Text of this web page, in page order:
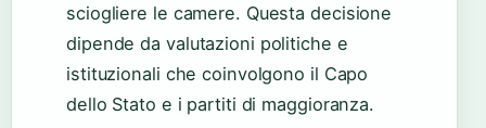
sciogliere le camere. Questa decisione
dipende da valutazioni politiche e
istituzionali che coinvolgono il Capo
dello Stato e i partiti di maggioranza.